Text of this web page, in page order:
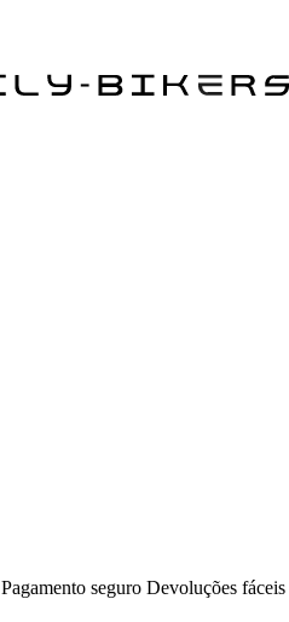
Pagamento seguro Devoluções fáceis